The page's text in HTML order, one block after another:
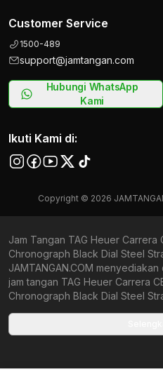
Customer Service
1500-489
support@jamtangan.com
Hubungi WhatsApp
Kami
Ikuti Kami di:
Copyright © 2026
Jam Tangan TAG Heuer Carrera
Chronograph Black Dial Steel
JAMTANGAN.COM
jam tangan TAG Heuer Carrera
Chronograph Black Dial Steel
pelanggan. JAMTANGAN.COM
tinggi, dan memiliki harga yang